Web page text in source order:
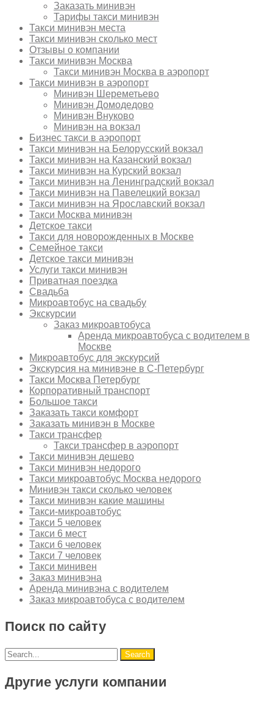
Заказать минивэн
Тарифы такси минивэн
Такси минивэн места
Такси минивэн сколько мест
Отзывы о компании
Такси минивэн Москва
Такси минивэн Москва в аэропорт
Такси минивэн в аэропорт
Минивэн Шереметьево
Минивэн Домодедово
Минивэн Внуково
Минивэн на вокзал
Бизнес такси в аэропорт
Такси минивэн на Белорусский вокзал
Такси минивэн на Казанский вокзал
Такси минивэн на Курский вокзал
Такси минивэн на Ленинградский вокзал
Такси минивэн на Павелецкий вокзал
Такси минивэн на Ярославский вокзал
Такси Москва минивэн
Детское такси
Такси для новорожденных в Москве
Семейное такси
Детское такси минивэн
Услуги такси минивэн
Приватная поездка
Свадьба
Микроавтобус на свадьбу
Экскурсии
Заказ микроавтобуса
Аренда микроавтобуса с водителем в
Москве
Микроавтобус для экскурсий
Экскурсия на минивэне в С-Петербург
Такси Москва Петербург
Корпоративный транспорт
Большое такси
Заказать такси комфорт
Заказать минивэн в Москве
Такси трансфер
Такси трансфер в аэропорт
Такси минивэн дешево
Такси минивэн недорого
Такси микроавтобус Москва недорого
Минивэн такси сколько человек
Такси минивэн какие машины
Такси-микроавтобус
Такси 5 человек
Такси 6 мест
Такси 6 человек
Такси 7 человек
Такси минивен
Заказ минивэна
Аренда минивэна с водителем
Заказ микроавтобуса с водителем
Поиск по сайту
Другие услуги компании